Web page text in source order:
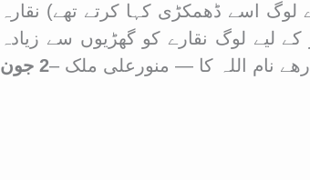
لوگ اسے ڈھمکڑی کہا کرتے تھے) نقارہ
لیے لوگ نقارے کو گھڑیوں سے زیادہ
نام اللہ کا — منورعلی ملک – 2 جون